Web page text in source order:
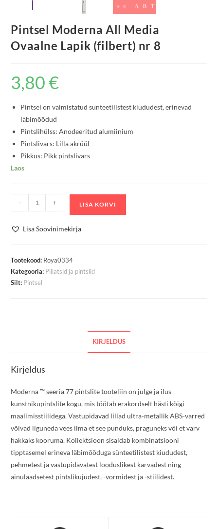
Pintsel Moderna All Media
Ovaalne Lapik (filbert) nr 8
3,80€
Pintsel on valmistatud sünteetilistest kiududest, erinevad
läbimõõdud
Pintslihülss: Anodeeritud alumiinium
Pintslivars: Lilla akrüül
Pikkus: Pikk pintslivars
Laos
Moderna
Lapik
(filbert)
nr
- + LISA KORVI
Lisa Soovinimekirja
Tootekood: Roya0334
Kategooria: Pliiatsid ja pintslid
Silt: Pintsel
KIRJELDUS
Kirjeldus
Moderna ™ seeria 77 pintslite tooteliin on julge ja ilus
kunstnikupintslite kogu, mis töötab erakordselt hästi kõigi
maalimisstiilidega. Vastupidavad lillad ultra-metallik ABS-varred
võivad liguneda vees ilma et see punduks, praguneks või et värv
hakkaks kooruma. Kollektsioon sisaldab kombinatsiooni
tipptasemel erineva läbimõõduga sünteetilistest kiududest,
pehmetest ja vastupidavatest looduslikest karvadest ning
ainulaadsetest pintslikujudest, -vormidest ja -stiilidest.